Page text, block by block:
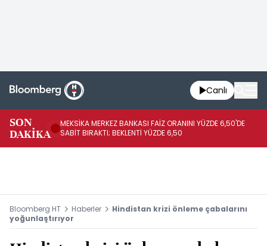
Canlı
SON
DAKİKA
MEKSİKA MERKEZ BANKASI FAİZ ORANINI YÜZDE 6,50'DE
SABİT BIRAKTI; BEKLENTİ YÜZDE 6,50
Bloomberg HT Haberler
Hindistan krizi önleme çabalarını
yoğunlaştırıyor